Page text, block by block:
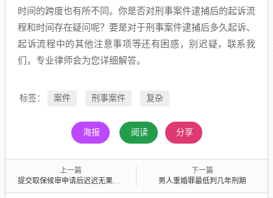
时间的跨度也有所不同。你是否对刑事案件逮捕后的起诉流
程和时间存在疑问呢？要是对于刑事案件逮捕后多久起诉、
起诉流程中的其他注意事项等还有困惑，别迟疑，联系我
们，专业律师会为您详细解答。
标签： 案件 刑事案件 复杂
海报 阅读 分享
上一篇
提交取保候审申请后迟迟无果，该如何应对？
下一篇
男人重婚罪最低判几年刑期